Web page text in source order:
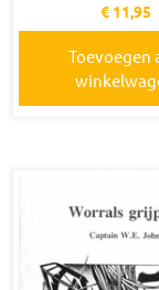
€11,95
Toevoegen